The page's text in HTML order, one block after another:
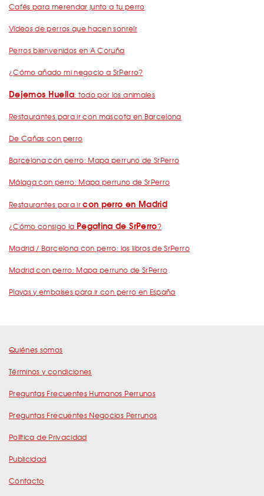
Cafés para merendar junto a tu perro
Vídeos de perros que hacen sonreír
Perros bienvenidos en A Coruña
¿Cómo añado mi negocio a SrPerro?
Dejemos Huella: todo por los animales
Restaurantes para ir con mascota en Barcelona
De Cañas con perro
Barcelona con perro: Mapa perruno de SrPerro
Málaga con perro: Mapa perruno de SrPerro
Restaurantes para ircon perro en Madrid
¿Cómo consigo la Pegatina de SrPerro?
Madrid / Barcelona con perro: los libros de SrPerro
Madrid con perro: Mapa perruno de SrPerro
Playas y embalses para ir con perro en España
Quiénes somos
Términos y condiciones
Preguntas Frecuentes Humanos Perrunos
Preguntas Frecuentes Negocios Perrunos
Política de Privacidad
Publicidad
Contacto